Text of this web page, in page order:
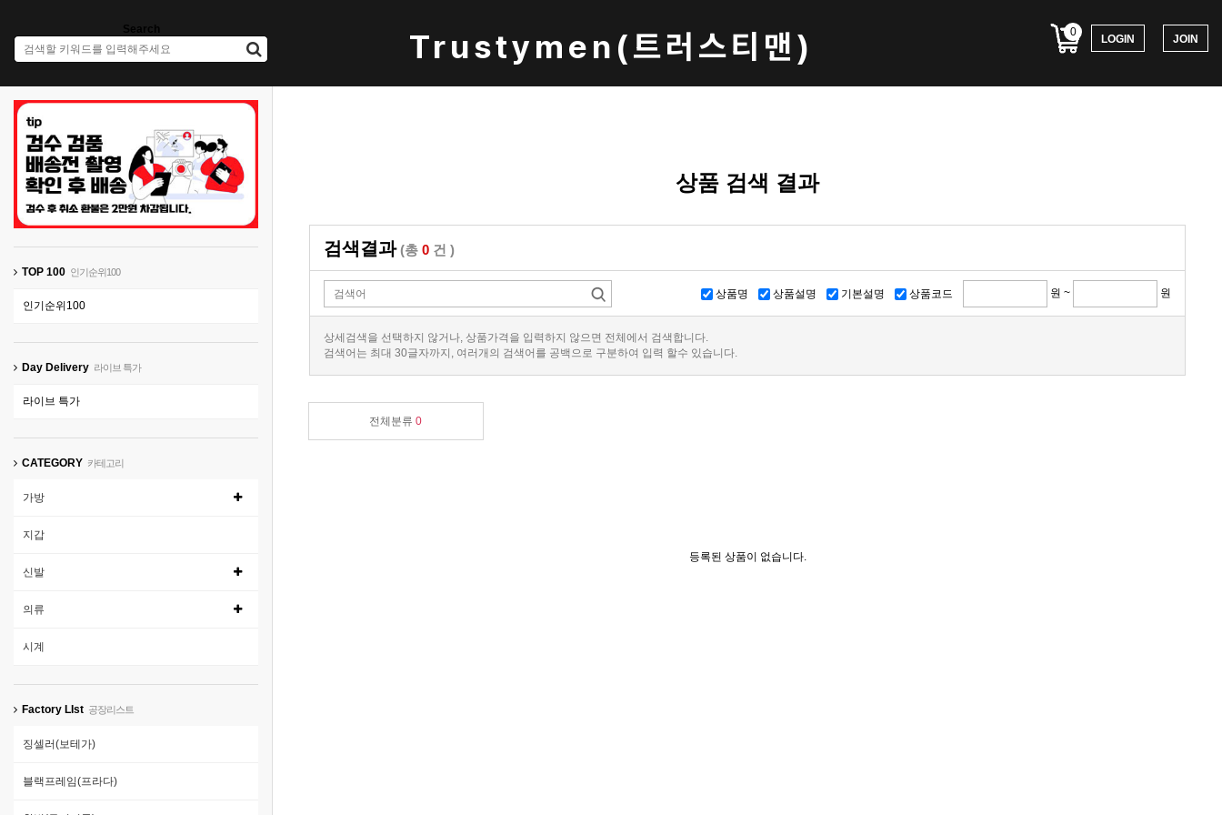
Search Trustymen(트러스티맨) 0
LOGIN JOIN
TOP 100 인기순위100
인기순위100
Day Delivery 라이브 특가
라이브 특가
CATEGORY 카테고리
가방
지갑
신발
의류
시계
Factory LIst 공장리스트
징셀러(보테가)
블랙프레임(프라다)
상품 검색 결과
검색결과(총 0 건 )
상품명 상품설명 기본설명 상품코드 원 ~ 원
상세검색을 선택하지 않거나, 상품가격을 입력하지 않으면 전체에서 검색합니다.
검색어는 최대 30글자까지, 여러개의 검색어를 공백으로 구분하여 입력 할수 있습니다.
전체분류0
등록된 상품이 없습니다.